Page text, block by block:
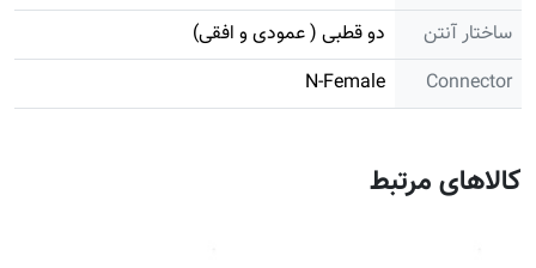
ساختار آنتن
دو قطبی ( عمودی و افقی)
Connector
N-Female
کالاهای مرتبط